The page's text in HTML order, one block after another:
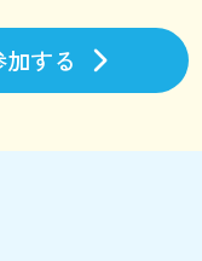
する